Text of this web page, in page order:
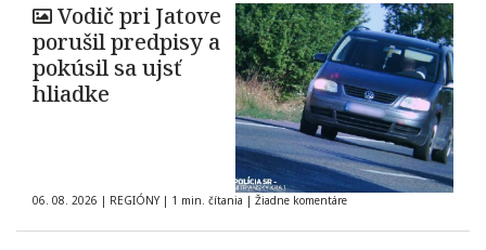
Vodič pri Jatove
porušil predpisy a
pokúsil sa ujsť
hliadke
06. 08. 2026 | REGIÓNY | 1 min. čítania | Žiadne komentáre